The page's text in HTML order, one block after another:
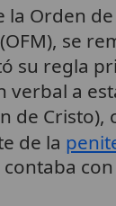
Orden
(OFM), se
su regla
a
de Cristo),
de la